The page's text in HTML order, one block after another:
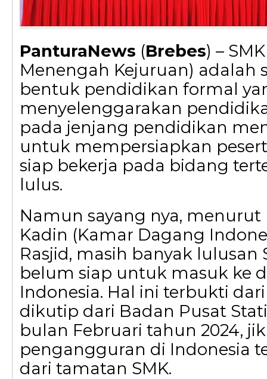
PanturaNews (Brebes) –
Menengah Kejuruan) adalah
bentuk pendidikan formal
menyelenggarakan
pada jenjang pendidikan
untuk mempersiapkan
siap bekerja pada bidang
lulus.
Namun sayang nya,
Kadin (Kamar Dagang
Rasjid, masih banyak lulusan
belum siap untuk masuk ke
Indonesia. Hal ini terbukti
dikutip dari Badan Pusat
bulan Februari tahun 2024,
pengangguran di Indonesia
dari tamatan SMK.